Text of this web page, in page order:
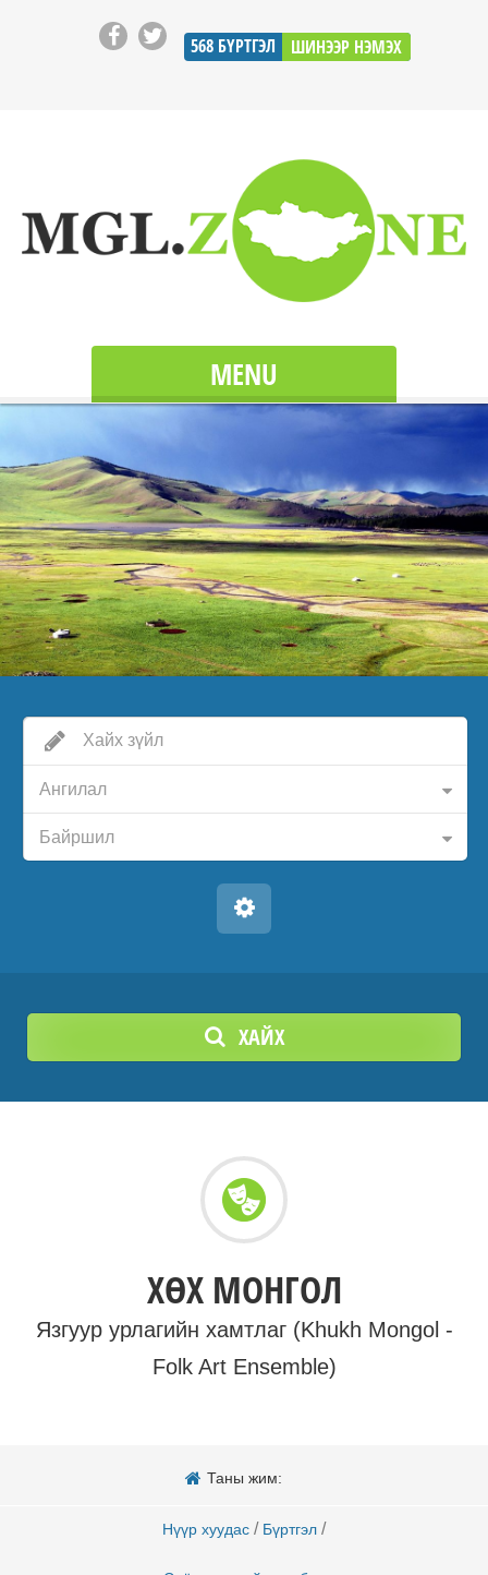
568 БҮРТГЭЛ ШИНЭЭР НЭМЭХ
MENU
Ангилал
Байршил
ХАЙХ
ХӨХ МОНГОЛ
Язгуур урлагийн хамтлаг (Khukh Mongol -
Folk Art Ensemble)
Таны жим:
Нүүр хуудас / Бүртгэл /